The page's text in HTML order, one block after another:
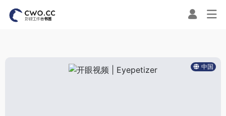
中国